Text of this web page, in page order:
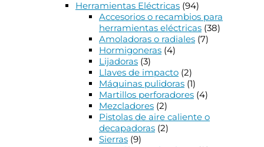
Herramientas Eléctricas (94)
Accesorios o recambios para
herramientas eléctricas (38)
Amoladoras o radiales (7)
Hormigoneras (4)
Lijadoras (3)
Llaves de impacto (2)
Máquinas pulidoras (1)
Martillos perforadores (4)
Mezcladores (2)
Pistolas de aire caliente o
decapadoras (2)
Sierras (9)